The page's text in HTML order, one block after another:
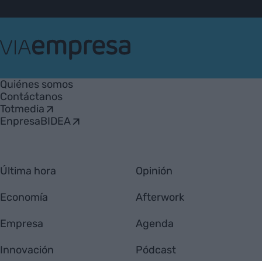
Empresa
Quiénes somos
Contáctanos
Totmedia
EnpresaBIDEA
Última hora
Economía
Empresa
Innovación
Opinión
Afterwork
Agenda
Pódcast